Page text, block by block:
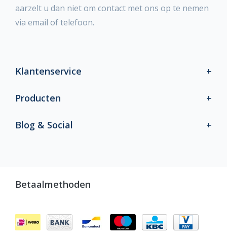
aarzelt u dan niet om contact met ons op te nemen
via email of telefoon.
Klantenservice
Producten
Blog & Social
Betaalmethoden